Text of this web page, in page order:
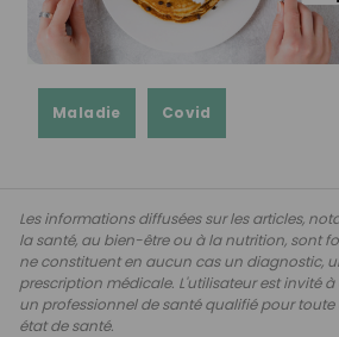
Maladie Covid
Les informations diffusées sur les articles,
la santé, au bien-être ou à la nutrition, sont
ne constituent en aucun cas un diagnostic,
prescription médicale. L'utilisateur est invité
un professionnel de santé qualifié pour
état de santé.